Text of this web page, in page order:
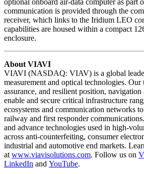
optional onboard air-data computer as part
communication is provided through the
receiver, which links to the Iridium LEO
capabilities are housed within a compact
enclosure.
About VIAVI
VIAVI (NASDAQ: VIAV) is a global
measurement and optical technologies. Our
assurance, and resilient position,
enable and secure critical infrastructure
ecosystems and communication networks
railway and first responder
and advance technologies used in high-
across anti-counterfeiting, consumer
industrial and automotive end markets.
at www.viavisolutions.com. Follow us on
LinkedIn and YouTube.